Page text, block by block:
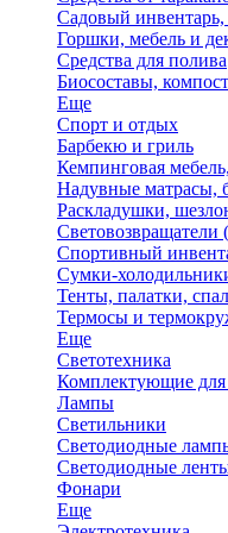
Садовый
Горшки, мебель и
Средства для полива
Биосоставы, компост
Еще
Спорт и отдых
Барбекю и гриль
Кемпинговая
Надувные матрасы,
Раскладушки,
Спортивный
Сумки-
Тенты, палатки,
Термосы и
Еще
Светотехника
Комплектующие для
Лампы
Светильники
Светодиодные
Светодиодные
Фонари
Еще